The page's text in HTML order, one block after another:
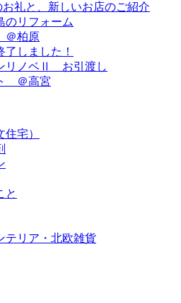
お礼と、新しいお店のご紹介
リフォーム
＠柏原
しました！
リノベⅡ お引渡し
＠高宮
宅）
と
テリア・北欧雑貨